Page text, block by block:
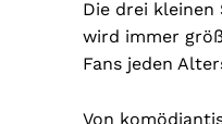
Die drei
wird immer
Fans jeden
Von